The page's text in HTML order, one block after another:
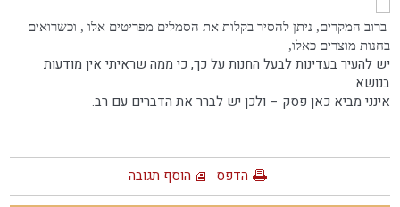
ברוב המקרים, ניתן להסיר בקלות את הסמלים מפריטים אלו , וכשרואים
בחנות מוצרים כאלו,
יש להעיר בעדינות לבעל החנות על כך, כי ממה שראיתי אין מודעות
בנושא.
אינני מביא כאן פסק – ולכן יש לברר את הדברים עם רב.
הדפס הוסף תגובה